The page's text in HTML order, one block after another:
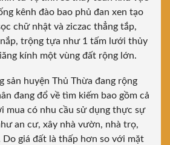
kênh đào bao phủ đan xen tạo
chữ nhật và ziczac thẳng tắp,
trộng tựa như 1 tấm lưới thủy
kính một vùng đất rộng lớn.
sản huyện Thủ Thừa đang rộng
đang đổ về tìm kiếm bao gồm cả
mua có nhu cầu sử dụng thực sự
an cư, xây nhà vườn, nhà trọ,
giá đất là thấp hơn so với mặt